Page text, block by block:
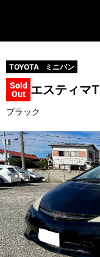
TOYOTA ミニバン
Sold
Out エスティマT
ブラック